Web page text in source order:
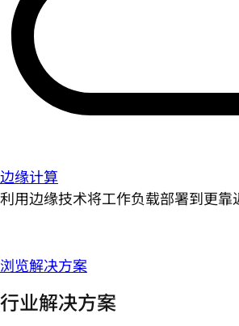
边缘计算
利用边缘技术将工作负载部署到更靠
浏览解决方案
行业解决方案